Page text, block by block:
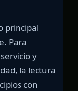
principal
Para
y
la lectura
con